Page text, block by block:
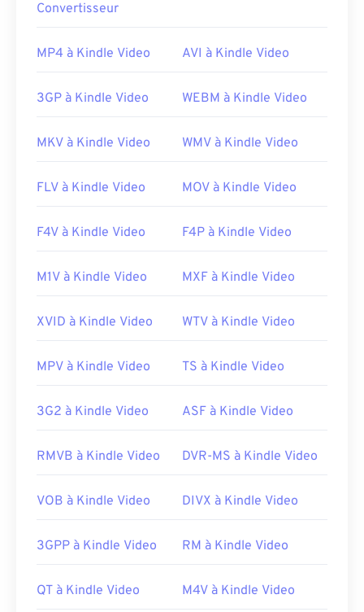
Comment ouvrir un fichier MPEG
le lecteur vidéo par défaut du système
QuickTime. Ce format ne prend pas en charge les
de métadonnées ni les menus. Il peut être diffusé
physique.
l'utilisation d'un logiciel tiers, par exemple lorsqu'il
téléchargez un décodeur vidéo MPEG-2 (pack
Liens utiles:
https://en.wikipedia.org/wiki/MPEG-1
Convertisseur
MP4 à Kindle Video AVI à Kindle Video
3GP à Kindle Video WEBM à Kindle Video
MKV à Kindle Video WMV à Kindle Video
FLV à Kindle Video MOV à Kindle Video
F4V à Kindle Video F4P à Kindle Video
M1V à Kindle Video MXF à Kindle Video
XVID à Kindle Video WTV à Kindle Video
MPV à Kindle Video TS à Kindle Video
3G2 à Kindle Video ASF à Kindle Video
RMVB à Kindle Video DVR-MS à Kindle Video
VOB à Kindle Video DIVX à Kindle Video
3GPP à Kindle Video RM à Kindle Video
QT à Kindle Video M4V à Kindle Video